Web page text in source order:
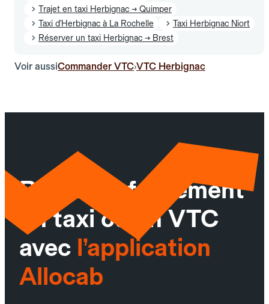
Trajet en taxi Herbignac → Quimper
Taxi d'Herbignac à La Rochelle
Taxi Herbignac Niort
Réserver un taxi Herbignac → Brest
Voir aussiCommander VTC›VTC Herbignac
Réservez facilement
un taxi ou un VTC
avec l’application
Allocab